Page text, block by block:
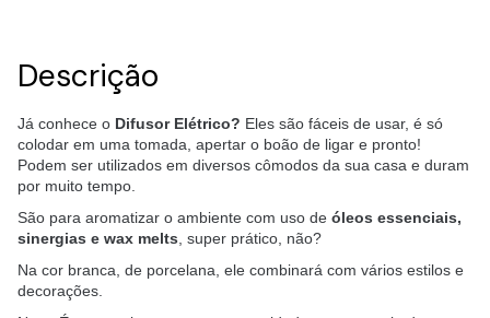
Descrição
Já conhece o Difusor Elétrico? Eles são fáceis de usar, é só
colodar em uma tomada, apertar o boão de ligar e pronto!
Podem ser utilizados em diversos cômodos da sua casa e duram
por muito tempo.
São para aromatizar o ambiente com uso de óleos essenciais,
sinergias e wax melts, super prático, não?
Na cor branca, de porcelana, ele combinará com vários estilos e
decorações.